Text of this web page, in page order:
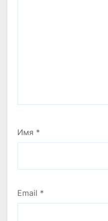
Имя *
Email *